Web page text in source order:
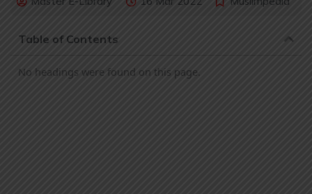
Table of Contents
No headings were found on this page.